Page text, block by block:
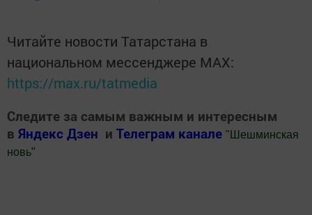
Читайте новости Татарстана в
национальном мессенджере MАХ:
https://max.ru/tatmedia
Следите за самым важным и интересным
в Яндекс Дзен и Телеграм канале " Шешминская
новь"